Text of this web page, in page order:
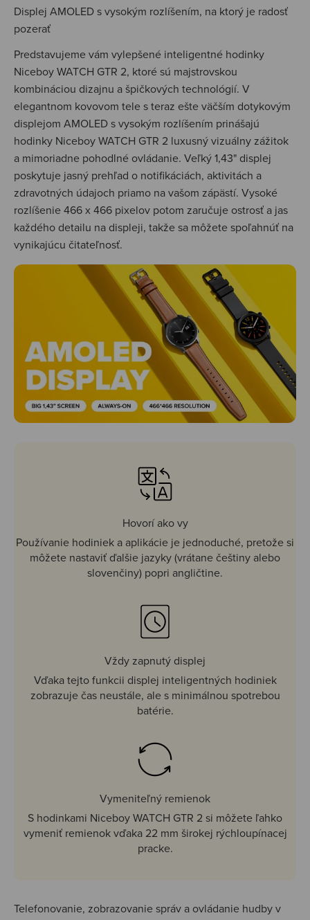
Displej AMOLED s vysokým rozlíšením, na ktorý je radosť
pozerať
Predstavujeme vám vylepšené inteligentné hodinky
Niceboy WATCH GTR 2, ktoré sú majstrovskou
kombináciou dizajnu a špičkových technológií. V
elegantnom kovovom tele s teraz ešte väčším dotykovým
displejom AMOLED s vysokým rozlíšením prinášajú
hodinky Niceboy WATCH GTR 2 luxusný vizuálny zážitok
a mimoriadne pohodlné ovládanie. Veľký 1,43" displej
poskytuje jasný prehľad o notifikáciách, aktivitách a
zdravotných údajoch priamo na vašom zápästí. Vysoké
rozlíšenie 466 x 466 pixelov potom zaručuje ostrosť a jas
každého detailu na displeji, takže sa môžete spoľahnúť na
vynikajúcu čitateľnosť.
Hovorí ako vy
Používanie hodiniek a aplikácie je jednoduché, pretože si
môžete nastaviť ďalšie jazyky (vrátane češtiny alebo
slovenčiny) popri angličtine.
Vždy zapnutý displej
Vďaka tejto funkcii displej inteligentných hodiniek
zobrazuje čas neustále, ale s minimálnou spotrebou
batérie.
Vymeniteľný remienok
S hodinkami Niceboy WATCH GTR 2 si môžete ľahko
vymeniť remienok vďaka 22 mm širokej rýchloupínacej
pracke.
Telefonovanie, zobrazovanie správ a ovládanie hudby v